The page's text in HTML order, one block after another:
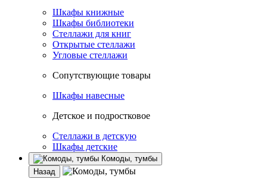
Шкафы книжные
Шкафы библиотеки
Стеллажи для книг
Открытые стеллажи
Угловые стеллажи
Сопутствующие товары
Шкафы навесные
Детское и подростковое
Стеллажи в детскую
Шкафы детские
Комоды, тумбы
Назад